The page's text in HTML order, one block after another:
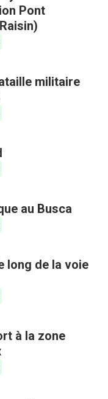
Pont
militaire
au Busca
long de la voie
à la zone